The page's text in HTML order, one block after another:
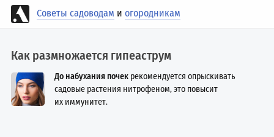
Советы садоводам иогородникам
Как размножается гипеаструм
До набухания почек рекомендуется опрыскивать
садовые растения нитрофеном, это повысит
их иммунитет.